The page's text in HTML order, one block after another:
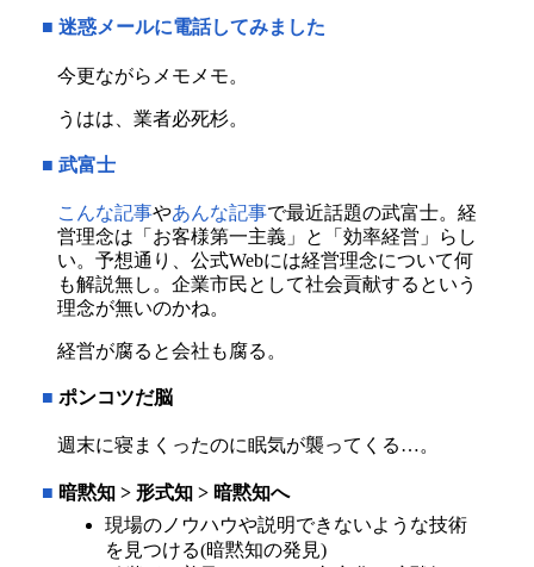
■ 迷惑メールに電話してみました
今更ながらメモメモ。
うはは、業者必死杉。
■ 武富士
こんな記事やあんな記事で最近話題の武富士。経
営理念は「お客様第一主義」と「効率経営」らし
い。予想通り、公式Webには経営理念について何
も解説無し。企業市民として社会貢献するという
理念が無いのかね。
経営が腐ると会社も腐る。
■ ポンコツだ脳
週末に寝まくったのに眠気が襲ってくる…。
■ 暗黙知 > 形式知 > 暗黙知へ
現場のノウハウや説明できないような技術
を見つける(暗黙知の発見)